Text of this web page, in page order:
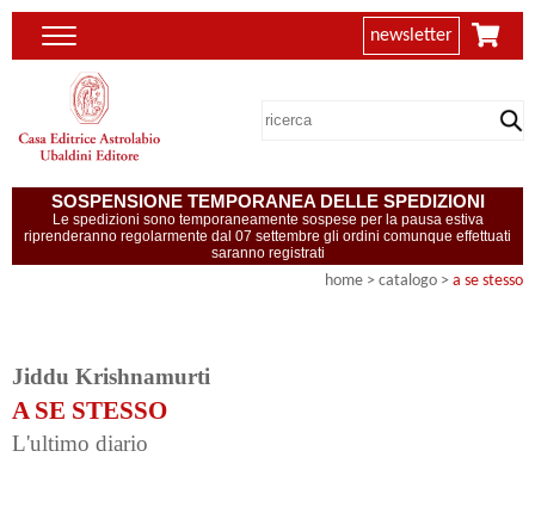
newsletter
SOSPENSIONE TEMPORANEA DELLE SPEDIZIONI
Le spedizioni sono temporaneamente sospese per la pausa estiva
riprenderanno regolarmente dal 07 settembre gli ordini comunque effettuati
saranno registrati
home > catalogo > a se stesso
Jiddu Krishnamurti
A SE STESSO
L'ultimo diario